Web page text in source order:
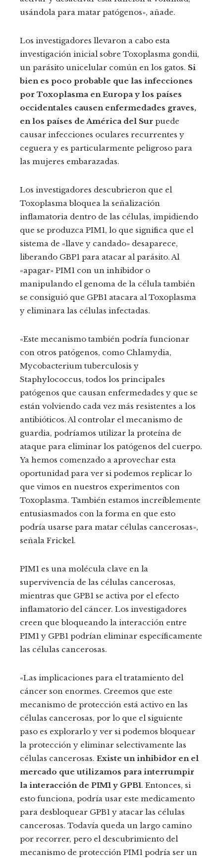
usándola para matar patógenos», añade.
Los investigadores llevaron a cabo esta
investigación inicial sobre Toxoplasma gondii,
un parásito unicelular común en los gatos. Si
bien es poco probable que las infecciones
por Toxoplasma en Europa y los países
occidentales causen enfermedades graves,
en los países de América del Sur puede
causar infecciones oculares recurrentes y
ceguera y es particularmente peligroso para
las mujeres embarazadas.
Los investigadores descubrieron que el
Toxoplasma bloquea la señalización
inflamatoria dentro de las células, impidiendo
que se produzca PIM1, lo que significa que el
sistema de «llave y candado» desaparece,
liberando GBP1 para atacar al parásito. Al
«apagar» PIM1 con un inhibidor o
manipulando el genoma de la célula también
se consiguió que GPB1 atacara al Toxoplasma
y eliminara las células infectadas.
«Este mecanismo también podría funcionar
con otros patógenos, como Chlamydia,
Mycobacterium tuberculosis y
Staphylococcus, todos los principales
patógenos que causan enfermedades y que se
están volviendo cada vez más resistentes a los
antibióticos. Al controlar el mecanismo de
guardia, podríamos utilizar la proteína de
ataque para eliminar los patógenos del cuerpo.
Ya hemos comenzado a aprovechar esta
oportunidad para ver si podemos replicar lo
que vimos en nuestros experimentos con
Toxoplasma. También estamos increíblemente
entusiasmados con la forma en que esto
podría usarse para matar células cancerosas»,
señala Frickel.
PIM1 es una molécula clave en la
supervivencia de las células cancerosas,
mientras que GPB1 se activa por el efecto
inflamatorio del cáncer. Los investigadores
creen que bloqueando la interacción entre
PIM1 y GPB1 podrían eliminar específicamente
las células cancerosas.
«Las implicaciones para el tratamiento del
cáncer son enormes. Creemos que este
mecanismo de protección está activo en las
células cancerosas, por lo que el siguiente
paso es explorarlo y ver si podemos bloquear
la protección y eliminar selectivamente las
células cancerosas. Existe un inhibidor en el
mercado que utilizamos para interrumpir
la interacción de PIM1 y GPB1. Entonces, si
esto funciona, podría usar este medicamento
para desbloquear GPB1 y atacar las células
cancerosas. Todavía queda un largo camino
por recorrer, pero el descubrimiento del
mecanismo de protección PIM1 podría ser un